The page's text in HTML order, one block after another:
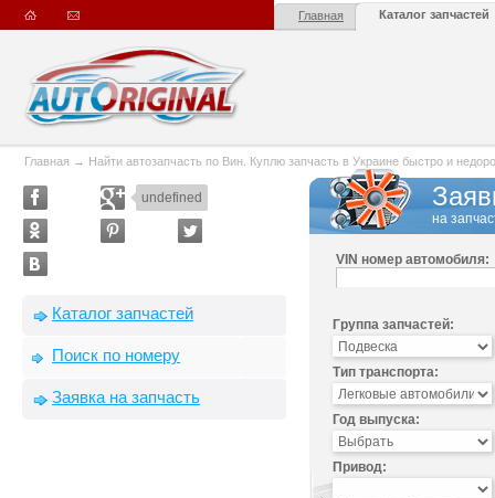
Главная Каталог запчастей
Главная → Найти автозапчасть по Вин. Куплю запчасть в Украине быстро и
undefined
Каталог запчастей
Поиск по номеру
Заявка на запчасть
на
VIN номер автомобиля:
Группа запчастей:
Тип транспорта:
Год выпуска:
Привод: